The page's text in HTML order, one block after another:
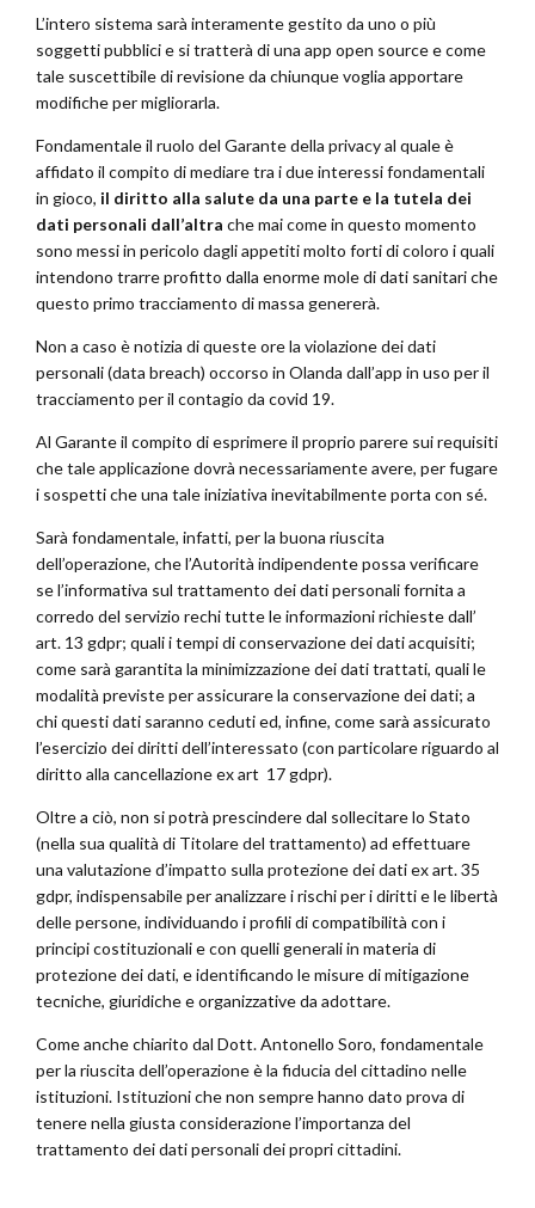
L’intero sistema sarà interamente gestito da uno o più
soggetti pubblici e si tratterà di una app open source e come
tale suscettibile di revisione da chiunque voglia apportare
modifiche per migliorarla.
Fondamentale il ruolo del Garante della privacy al quale è
affidato il compito di mediare tra i due interessi fondamentali
in gioco, il diritto alla salute da una parte e la tutela dei
dati personali dall’altra che mai come in questo momento
sono messi in pericolo dagli appetiti molto forti di coloro i quali
intendono trarre profitto dalla enorme mole di dati sanitari che
questo primo tracciamento di massa genererà.
Non a caso è notizia di queste ore la violazione dei dati
personali (data breach) occorso in Olanda dall’app in uso per il
tracciamento per il contagio da covid 19.
Al Garante il compito di esprimere il proprio parere sui requisiti
che tale applicazione dovrà necessariamente avere, per fugare
i sospetti che una tale iniziativa inevitabilmente porta con sé.
Sarà fondamentale, infatti, per la buona riuscita
dell’operazione, che l’Autorità indipendente possa verificare
se l’informativa sul trattamento dei dati personali fornita a
corredo del servizio rechi tutte le informazioni richieste dall’
art. 13 gdpr; quali i tempi di conservazione dei dati acquisiti;
come sarà garantita la minimizzazione dei dati trattati, quali le
modalità previste per assicurare la conservazione dei dati; a
chi questi dati saranno ceduti ed, infine, come sarà assicurato
l’esercizio dei diritti dell’interessato (con particolare riguardo al
diritto alla cancellazione ex art 17 gdpr).
Oltre a ciò, non si potrà prescindere dal sollecitare lo Stato
(nella sua qualità di Titolare del trattamento) ad effettuare
una valutazione d’impatto sulla protezione dei dati ex art. 35
gdpr, indispensabile per analizzare i rischi per i diritti e le libertà
delle persone, individuando i profili di compatibilità con i
principi costituzionali e con quelli generali in materia di
protezione dei dati, e identificando le misure di mitigazione
tecniche, giuridiche e organizzative da adottare.
Come anche chiarito dal Dott. Antonello Soro, fondamentale
per la riuscita dell’operazione è la fiducia del cittadino nelle
istituzioni. Istituzioni che non sempre hanno dato prova di
tenere nella giusta considerazione l’importanza del
trattamento dei dati personali dei propri cittadini.